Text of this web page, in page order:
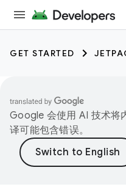
GET STARTED
Google 会使用 AI 技术将
译可能包含错误。